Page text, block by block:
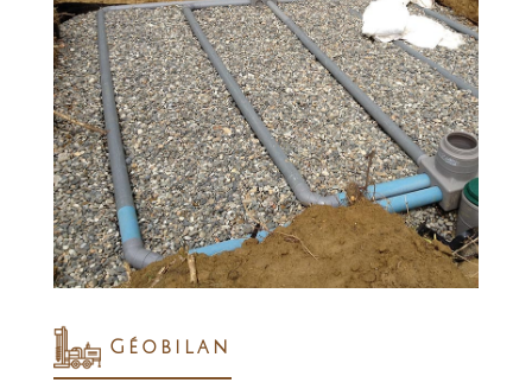
Géobilan